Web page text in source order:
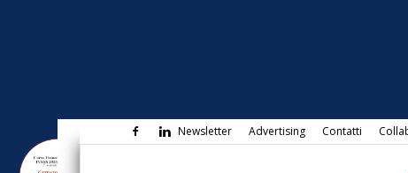
Newsletter Advertising Contatti